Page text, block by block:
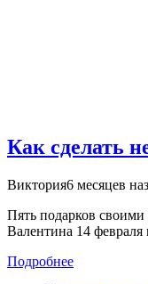
Как сделать
Виктория6 месяцев
Пять подарков
Валентина 14
Подробнее